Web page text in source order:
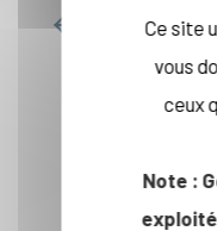
Ce site
vous
ceux
Note :